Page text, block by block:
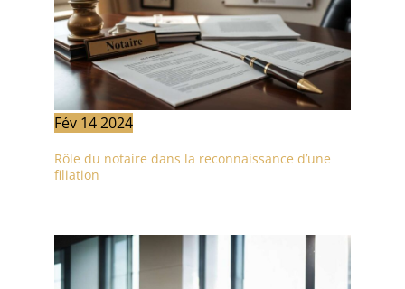
Fév 142024
Rôle du notaire dans la reconnaissance d’une
filiation